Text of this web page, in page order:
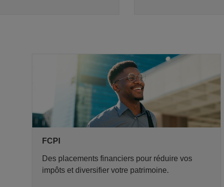
FCPI
Des placements financiers pour réduire vos
impôts et diversifier votre patrimoine.